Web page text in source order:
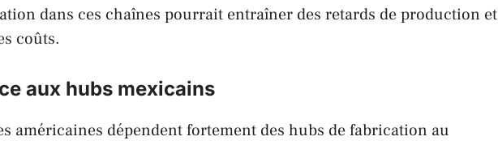
dans ces chaînes pourrait entraîner des retards de production et
coûts.
aux hubs mexicains
américaines dépendent fortement des hubs de fabrication au